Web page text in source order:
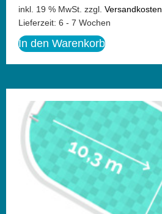
inkl. 19 % MwSt. zzgl. Versandkosten
Lieferzeit: 6 - 7 Wochen
In den Warenkorb